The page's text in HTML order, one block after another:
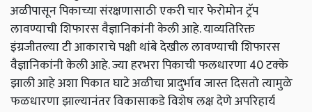
अळीपासून पिकाच्या संरक्षणासाठी एकरी चार फेरोमोन ट्रॅप
लावण्याची शिफारस वैज्ञानिकांनी केली आहे. याव्यतिरिक्त
इंग्रजीतल्या टी आकाराचे पक्षी थांबे देखील लावण्याची शिफारस
वैज्ञानिकांनी केली आहे. ज्या हरभरा पिकाची फलधारणा 40 टक्के
झाली आहे अशा पिकात घाटे अळीचा प्रादुर्भाव जास्त दिसतो त्यामुळे
फळधारणा झाल्यानंतर विकासाकडे विशेष लक्ष देणे अपरिहार्य